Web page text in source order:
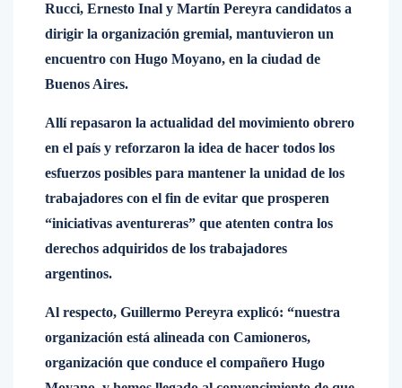
Rucci, Ernesto Inal y Martín Pereyra candidatos a
dirigir la organización gremial, mantuvieron un
encuentro con Hugo Moyano, en la ciudad de
Buenos Aires.
Allí repasaron la actualidad del movimiento obrero
en el país y reforzaron la idea de hacer todos los
esfuerzos posibles para mantener la unidad de los
trabajadores con el fin de evitar que prosperen
“iniciativas aventureras” que atenten contra los
derechos adquiridos de los trabajadores
argentinos.
Al respecto, Guillermo Pereyra explicó: “nuestra
organización está alineada con Camioneros,
organización que conduce el compañero Hugo